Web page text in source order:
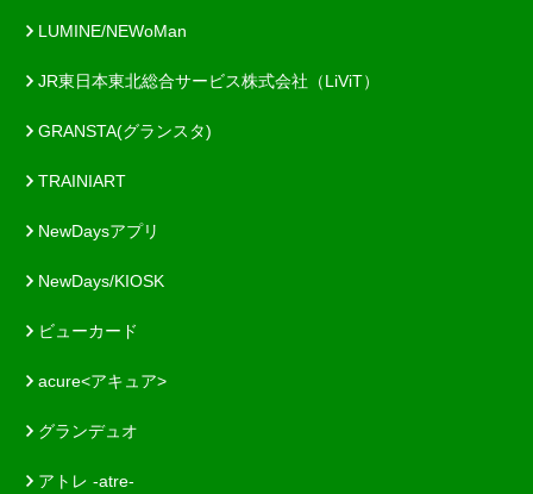
LUMINE/NEWoMan
JR東日本東北総合サービス株式会社（LiViT）
GRANSTA(グランスタ)
TRAINIART
NewDaysアプリ
NewDays/KIOSK
ビューカード
acure<アキュア>
グランデュオ
アトレ -atre-